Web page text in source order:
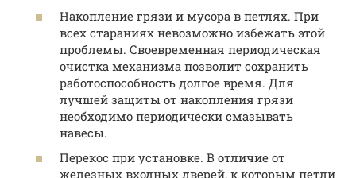
Накопление грязи и мусора в петлях. При
всех стараниях невозможно избежать этой
проблемы. Своевременная периодическая
очистка механизма позволит сохранить
работоспособность долгое время. Для
лучшей защиты от накопления грязи
необходимо периодически смазывать
навесы.
Перекос при установке. В отличие от
железных входных дверей, к которым петли